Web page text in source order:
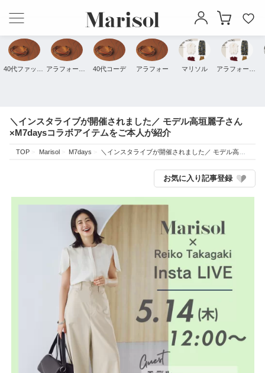
40代コーデ アラフォー マリソル
＼インスタライブが開催されました／ モデル高垣麗子さん
×M7daysコラボアイテムをご本人が紹介
TOP Marisol M7days ＼インスタライブが開催されました／ モデル高垣麗子さん×M7daysコラボアイテムをご本人が紹介
お気に入り記事登録